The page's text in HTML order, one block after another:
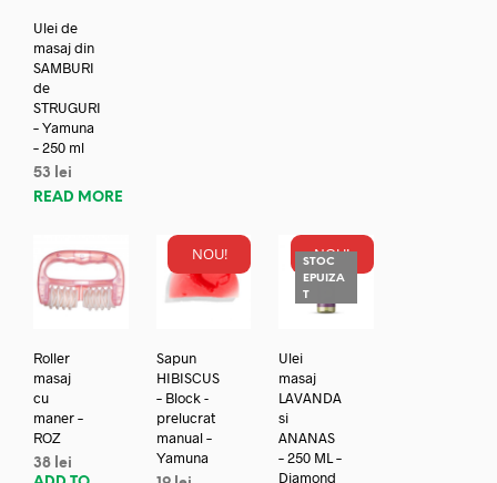
Ulei de
masaj din
SAMBURI
de
STRUGURI
– Yamuna
– 250 ml
53
lei
READ MORE
Roller
masaj
cu
maner –
ROZ
38 lei
NOU!
Sapun
HIBISCUS
– Block -
prelucrat
manual –
Yamuna
NOU!
STOC
EPUIZA
T
Ulei
masaj
LAVANDA
si
ANANAS
– 250 ML –
Diamond